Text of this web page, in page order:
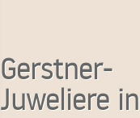
Gerstner-
Juweliere in